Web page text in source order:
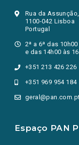
Rua da
1100-042 Lisboa
Portugal
2ª a 6ª das
e das 14h00 às
+351 213 426 226
+351 969 954 184
Espaço PAN